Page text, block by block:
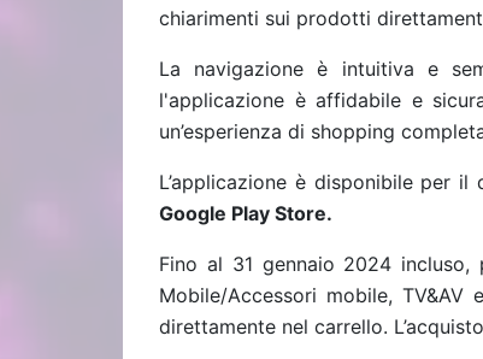
chiarimenti sui prodotti
La navigazione è intuitiva e
l'applicazione è affidabile e
un’esperienza di shopping
L’applicazione è disponibile per il
Google Play Store.
Fino al 31 gennaio 2024
Mobile/Accessori mobile,
direttamente nel carrello.